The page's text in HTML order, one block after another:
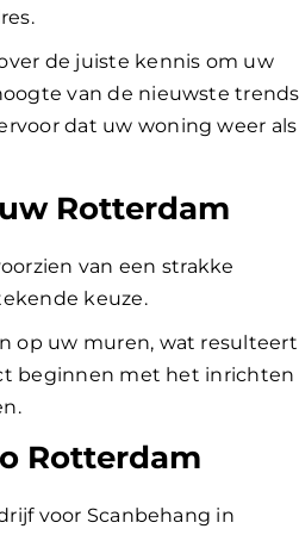
de juiste kennis om uw
van de nieuwste trends
dat uw woning weer als
Rotterdam
van een strakke
keuze.
op uw muren, wat
beginnen met het inrichten
Rotterdam
voor Scanbehang in